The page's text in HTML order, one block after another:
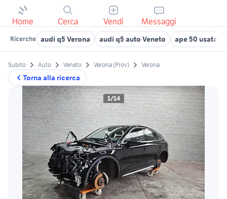
Home Cerca Vendi Messaggi
Ricerche audi q5 Verona audi q5 auto Veneto ape 50 usata
Torna alla ricerca
Subito Auto Veneto Verona (Prov) Verona
1/14